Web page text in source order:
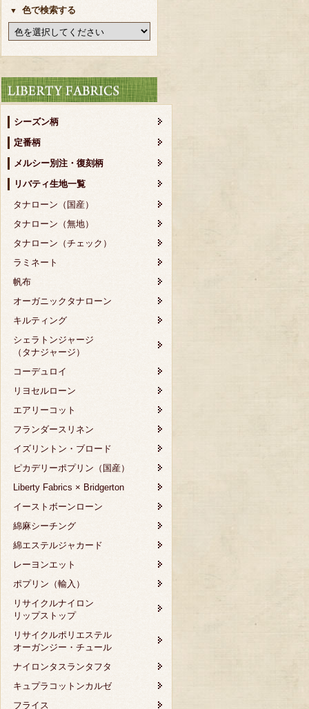
色で検索する
シーズン柄
定番柄
メルシー別注・復刻柄
リバティ生地一覧
タナローン（国産）
タナローン（無地）
タナローン（チェック）
ラミネート
帆布
オーガニックタナローン
キルティング
シェラトンジャージ
（タナジャージ）
コーデュロイ
リヨセルローン
エアリーコット
フランダースリネン
イズリントン・ブロード
ピカデリーポプリン（国産）
Liberty Fabrics × Bridgerton
イーストボーンローン
綿麻シーチング
綿エステルジャカード
レーヨンエット
ポプリン（輸入）
リサイクルナイロン
リップストップ
リサイクルポリエステル
オーガンジー・チュール
ナイロンタスランタフタ
キュプラコットンカルゼ
フライス